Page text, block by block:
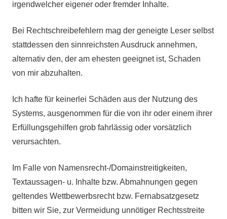
irgendwelcher eigener oder fremder Inhalte.
Bei Rechtschreibefehlern mag der geneigte Leser selbst
stattdessen den sinnreichsten Ausdruck annehmen,
alternativ den, der am ehesten geeignet ist, Schaden
von mir abzuhalten.
Ich hafte für keinerlei Schäden aus der Nutzung des
Systems, ausgenommen für die von ihr oder einem ihrer
Erfüllungsgehilfen grob fahrlässig oder vorsätzlich
verursachten.
Im Falle von Namensrecht-/Domainstreitigkeiten,
Textaussagen- u. Inhalte bzw. Abmahnungen gegen
geltendes Wettbewerbsrecht bzw. Fernabsatzgesetz
bitten wir Sie, zur Vermeidung unnötiger Rechtsstreite